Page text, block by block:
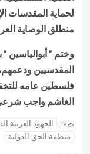
لحماية المقدسات
منطلق الوصاية
وختم ” أبوالياسين
المقدسيين
فلسطين عامه
الغاشم واجب
Tags: الجهود العربية
منظمة الحق الدولية